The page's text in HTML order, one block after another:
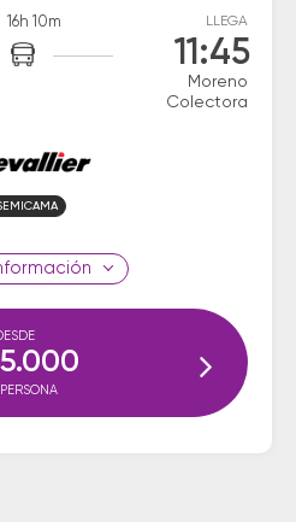
16h 10m LLEGA
11:45
Moreno
Colectora